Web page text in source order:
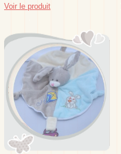
Voir le produit